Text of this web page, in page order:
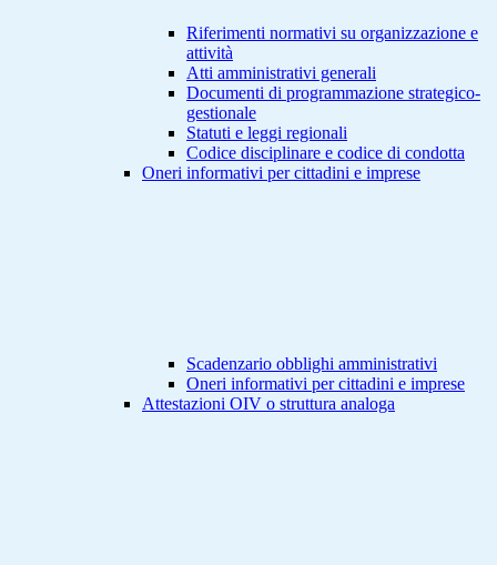
Riferimenti normativi su organizzazione e
attività
Atti amministrativi generali
Documenti di programmazione strategico-
gestionale
Statuti e leggi regionali
Codice disciplinare e codice di condotta
Oneri informativi per cittadini e imprese
Scadenzario obblighi amministrativi
Oneri informativi per cittadini e imprese
Attestazioni OIV o struttura analoga